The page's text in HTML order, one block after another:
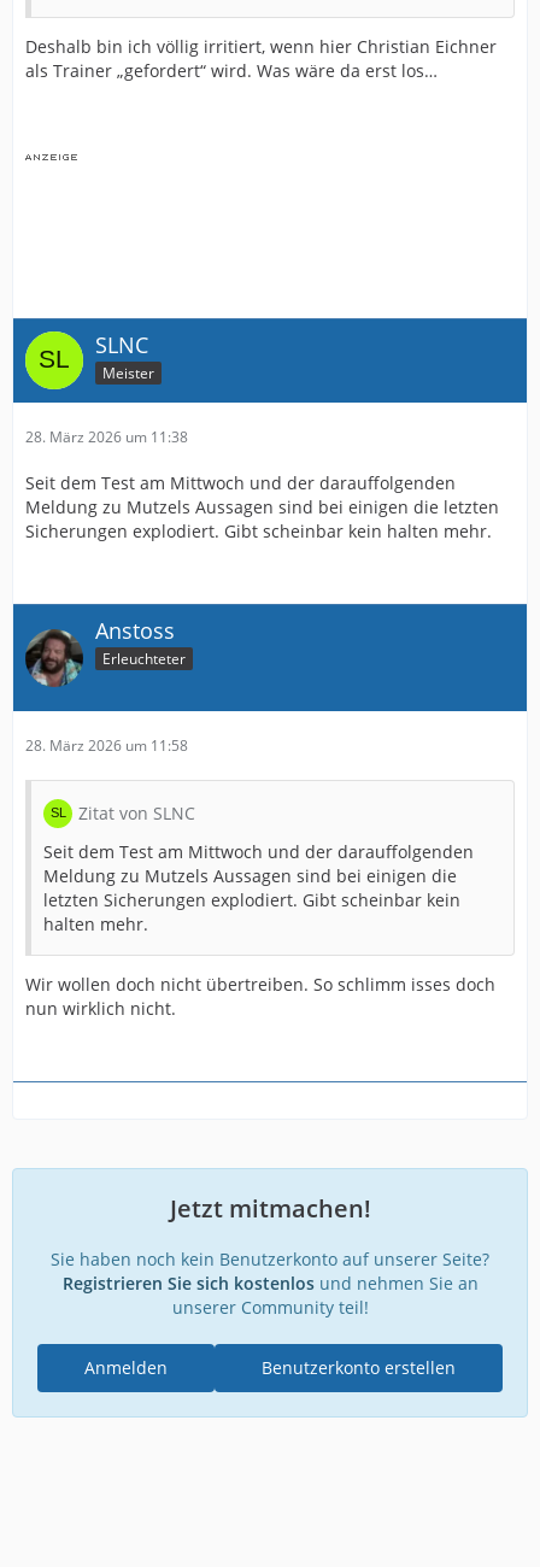
Deshalb bin ich völlig irritiert, wenn hier Christian Eichner
als Trainer „gefordert“ wird. Was wäre da erst los…
SLNC
Meister
28. März 2026 um 11:38
Seit dem Test am Mittwoch und der darauffolgenden
Meldung zu Mutzels Aussagen sind bei einigen die letzten
Sicherungen explodiert. Gibt scheinbar kein halten mehr.
Anstoss
Erleuchteter
28. März 2026 um 11:58
Zitat von SLNC
Seit dem Test am Mittwoch und der darauffolgenden
Meldung zu Mutzels Aussagen sind bei einigen die
letzten Sicherungen explodiert. Gibt scheinbar kein
halten mehr.
Wir wollen doch nicht übertreiben. So schlimm isses doch
nun wirklich nicht.
Jetzt mitmachen!
Sie haben noch kein Benutzerkonto auf unserer Seite?
Registrieren Sie sich kostenlosund nehmen Sie an
unserer Community teil!
Benutzerkonto erstellen
Anmelden